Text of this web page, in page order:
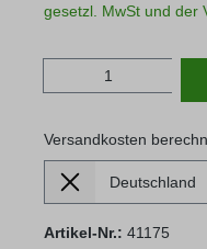
gesetzl. MwSt und der
Produkt
Versandkosten
Lieferland
Versandkosten
Artikel-Nr.: 41175